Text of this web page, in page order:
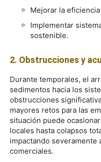
Mejorar la
Implementar
sostenible.
2. Obstrucciones y
Durante temporales, el
sedimentos hacia los
obstrucciones
mayores retos para las
situación puede
locales hasta colapsos
impactando severamente
comerciales.